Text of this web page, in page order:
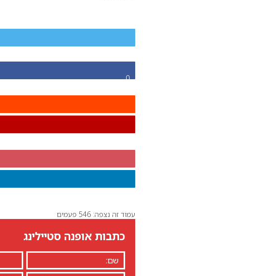
0
עמוד זה נצפה: 546 פעמים
כתבות אופנה סטיילינג